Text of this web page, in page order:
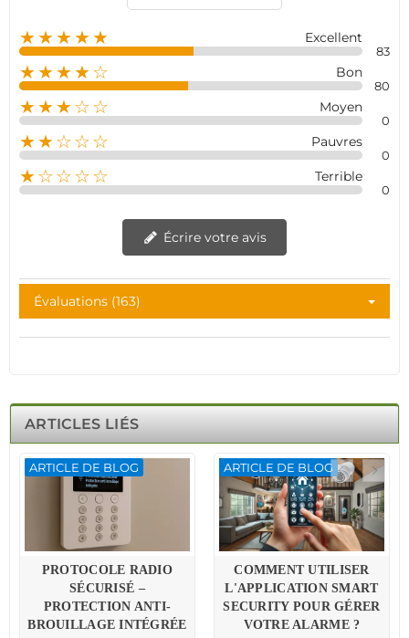
★★★★★ Excellent
83
★★★★☆ Bon
80
★★★☆☆ Moyen
0
★★☆☆☆ Pauvres
0
★☆☆☆☆ Terrible
0
Écrire votre avis
Évaluations (163)
ARTICLES LIÉS
ARTICLE DE BLOG
PROTOCOLE RADIO
SÉCURISÉ –
PROTECTION ANTI-
BROUILLAGE INTÉGRÉE
ARTICLE DE BLOG
COMMENT UTILISER
L'APPLICATION SMART
SECURITY POUR GÉRER
VOTRE ALARME ?